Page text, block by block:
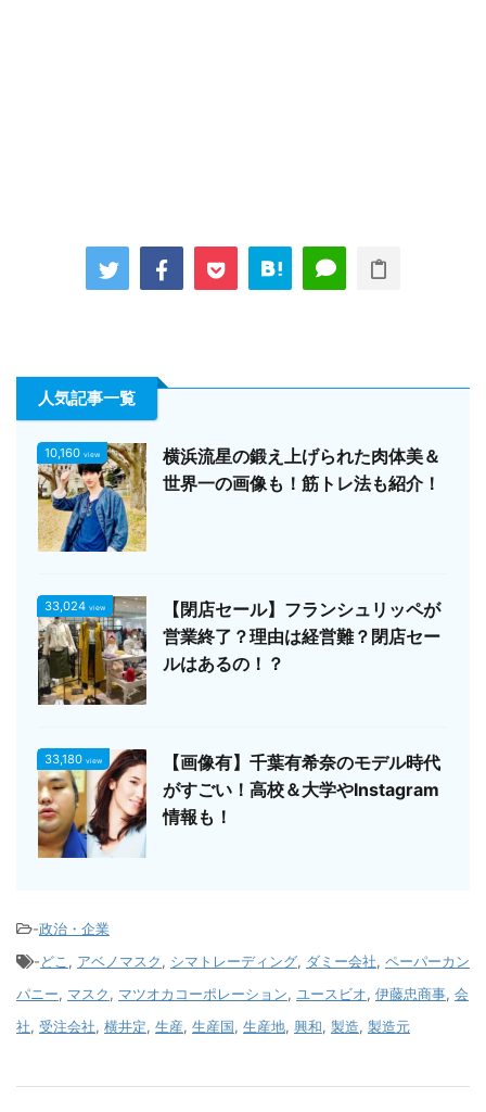
人気記事一覧
10,160 view
横浜流星の鍛え上げられた肉体美＆
世界一の画像も！筋トレ法も紹介！
33,024 view
【閉店セール】フランシュリッペが
営業終了？理由は経営難？閉店セー
ルはあるの！？
33,180 view
【画像有】千葉有希奈のモデル時代
がすごい！高校＆大学やInstagram
情報も！
-政治・企業
-どこ , アベノマスク, シマトレーディング, ダミー会社, ペーパーカン
パニー, マスク, マツオカコーポレーション, ユースビオ, 伊藤忠商事, 会
社, 受注会社, 横井定, 生産, 生産国, 生産地, 興和, 製造, 製造元